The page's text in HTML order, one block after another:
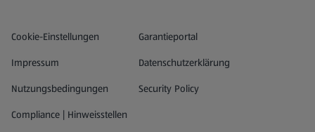
Datenschutz- und Richtlinienmenü
Cookie-Einstellungen Garantieportal
(öffnet in einem neuen Tab)
Impressum
Datenschutzerklärung
Nutzungsbedingungen
Security Policy
Compliance | Hinweisstellen